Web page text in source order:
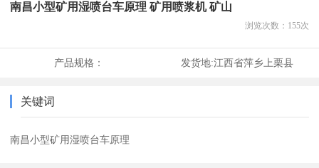
南昌小型矿用湿喷台车原理 矿用喷浆机 矿山
浏览次数： 155次
产品规格： 发货地:江西省萍乡上栗县
关键词
南昌小型矿用湿喷台车原理